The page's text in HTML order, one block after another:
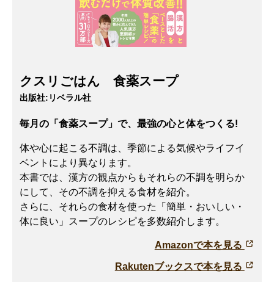
クスリごはん 食薬スープ
出版社: リベラル社
毎月の「食薬スープ」で、最強の心と体をつくる!
体や心に起こる不調は、季節による気候やライフイ
ベントにより異なります。
本書では、漢方の観点からもそれらの不調を明らか
にして、その不調を抑える食材を紹介。
さらに、それらの食材を使った「簡単・おいしい・
体に良い」スープのレシピを多数紹介します。
Amazonで本を見る
Rakutenブックスで本を見る